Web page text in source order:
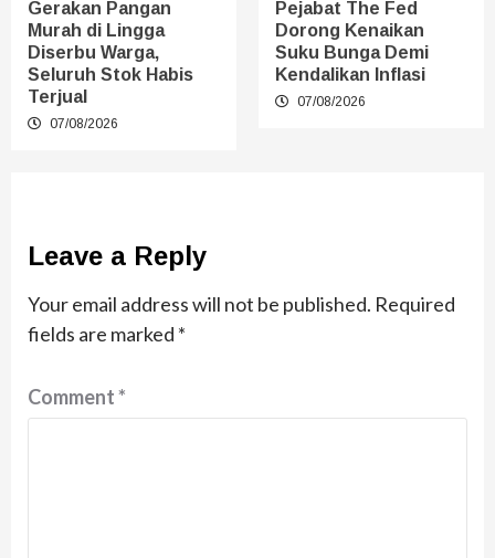
Gerakan Pangan
Murah di Lingga
Diserbu Warga,
Seluruh Stok Habis
Terjual
07/08/2026
Pejabat The Fed
Dorong Kenaikan
Suku Bunga Demi
Kendalikan Inflasi
07/08/2026
Leave a Reply
Your email address will not be published. Required
fields are marked *
Comment*